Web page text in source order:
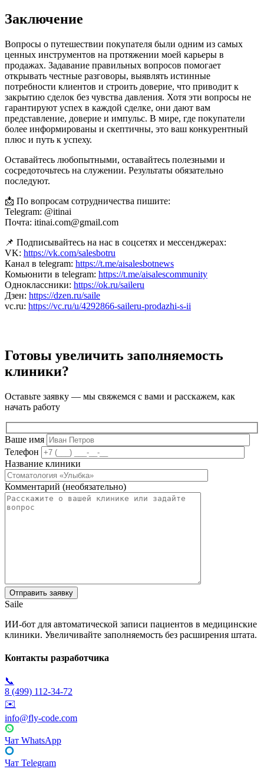
Заключение
Вопросы о путешествии покупателя были одним из самых
ценных инструментов на протяжении моей карьеры в
продажах. Задавание правильных вопросов помогает
открывать честные разговоры, выявлять истинные
потребности клиентов и строить доверие, что приводит к
закрытию сделок без чувства давления. Хотя эти вопросы не
гарантируют успех в каждой сделке, они дают вам
представление, доверие и импульс. В мире, где покупатели
более информированы и скептичны, это ваш конкурентный
плюс и путь к успеху.
Оставайтесь любопытными, оставайтесь полезными и
сосредоточьтесь на служении. Результаты обязательно
последуют.
📩 По вопросам сотрудничества пишите:
Telegram: @itinai
Почта: itinai.com@gmail.com
📌 Подписывайтесь на нас в соцсетях и мессенджерах:
VK: https://vk.com/salesbotru
Канал в telegram: https://t.me/aisalesbotnews
Комьюнити в telegram: https://t.me/aisalescommunity
Одноклассники: https://ok.ru/saileru
Дзен: https://dzen.ru/saile
vc.ru: https://vc.ru/u/4292866-saileru-prodazhi-s-ii
Готовы увеличить заполняемость
клиники?
Оставьте заявку — мы свяжемся с вами и расскажем, как
начать работу
Ваше имя
Телефон
Название клиники
Комментарий (необязательно)
Saile
ИИ-бот для автоматической записи пациентов в медицинские
клиники. Увеличивайте заполняемость без расширения штата.
Контакты разработчика
📞
8 (499) 112-34-72
✉️
info@fly-code.com
Чат WhatsApp
Чат Telegram